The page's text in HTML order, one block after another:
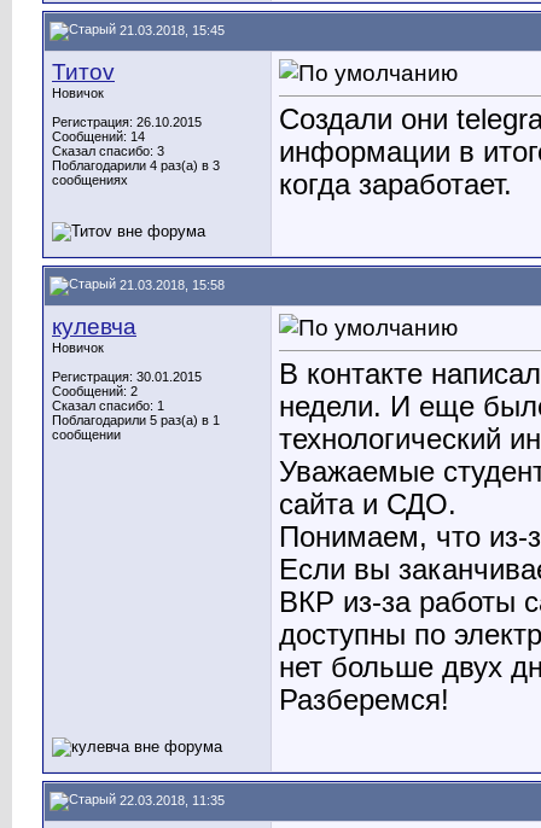
21.03.2018, 15:45
Титоv
Новичок
Регистрация: 26.10.2015
Сообщений: 14
Сказал спасибо: 3
Поблагодарили 4 раз(а) в 3
сообщениях
Создали они
информации в
когда заработает.
21.03.2018, 15:58
кулевча
Новичок
Регистрация: 30.01.2015
Сообщений: 2
Сказал спасибо: 1
Поблагодарили 5 раз(а) в 1
сообщении
В контакте
недели. И еще
технологический
Уважаемые
сайта и СДО.
Понимаем, что из-
Если вы
ВКР из-за работы
доступны по
нет больше двух
Разберемся!
22.03.2018, 11:35